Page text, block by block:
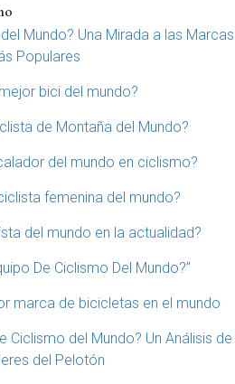
Mundo? Una Mirada a las Marcas
Populares
bici del mundo?
de Montaña del Mundo?
del mundo en ciclismo?
femenina del mundo?
del mundo en la actualidad?
De Ciclismo Del Mundo?”
marca de bicicletas en el mundo
Ciclismo del Mundo? Un Análisis de
del Pelotón